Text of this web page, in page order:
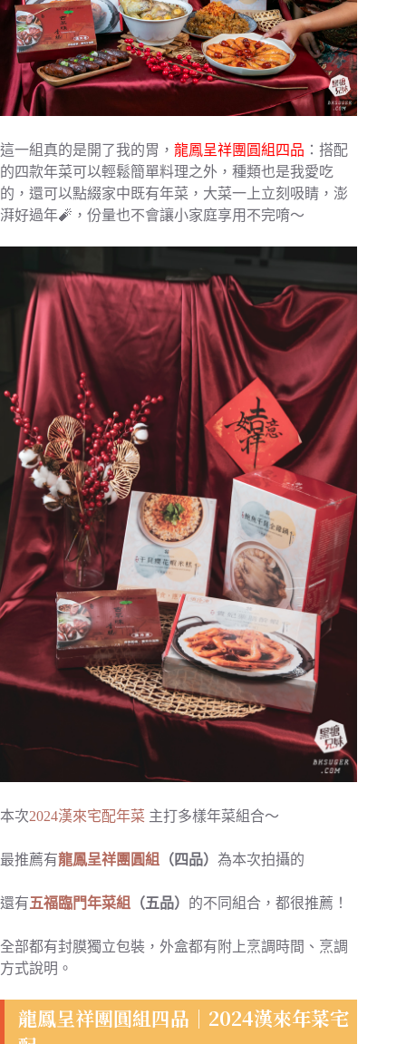
這一組真的是開了我的胃， 龍鳳呈祥團圓組四品 ：搭配
的四款年菜可以輕鬆簡單料理之外，種類也是我愛吃
的，還可以點綴家中既有年菜，大菜一上立刻吸睛，澎
湃好過年🧨，份量也不會讓小家庭享用不完唷～
本次2024漢來宅配年菜 主打多樣年菜組合～
最推薦有龍鳳呈祥團圓組 （四品） 為本次拍攝的
還有五福臨門年菜組 （五品） 的不同組合，都很推薦！
全部都有封膜獨立包裝，外盒都有附上烹調時間、烹調
方式說明。
龍鳳呈祥團圓組四品｜2024漢來年菜宅